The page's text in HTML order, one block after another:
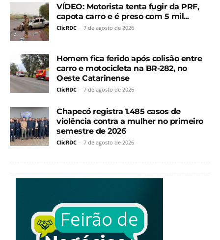
VÍDEO: Motorista tenta fugir da PRF,
capota carro e é preso com 5 mil...
ClicRDC - 7 de agosto de 2026
Homem fica ferido após colisão entre
carro e motocicleta na BR-282, no
Oeste Catarinense
ClicRDC - 7 de agosto de 2026
Chapecó registra 1.485 casos de
violência contra a mulher no primeiro
semestre de 2026
ClicRDC - 7 de agosto de 2026